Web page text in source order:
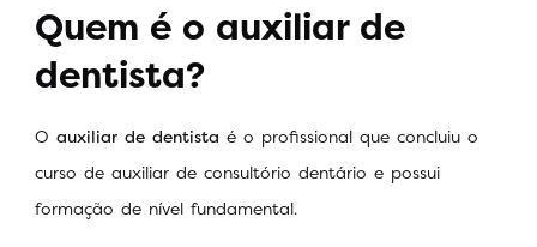
Quem é o auxiliar de
dentista?
O auxiliar de dentista é o profissional que concluiu o
curso de auxiliar de consultório dentário e possui
formação de nível fundamental.